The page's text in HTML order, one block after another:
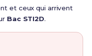
et ceux qui arrivent
Bac STI2D.